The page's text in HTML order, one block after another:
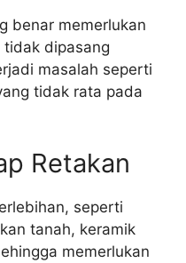
benar memerlukan
tidak dipasang
masalah seperti
tidak rata pada
Retakan
seperti
tanah, keramik
memerlukan